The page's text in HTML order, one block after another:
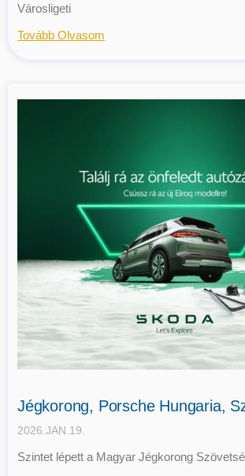
Városligeti
Tovább Olvasom
Jégkorong, Porsche Hungaria,
2026.JAN.19.
Szintet lépett a Magyar Jégkorong